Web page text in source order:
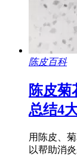
陈皮百科
陈皮
总结4
用陈皮、
以帮助消